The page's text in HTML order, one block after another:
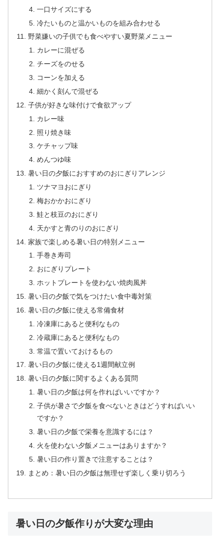
一口サイズにする
冷たいものと温かいものを組み合わせる
野菜嫌いの子供でも食べやすい夏野菜メニュー
カレーに混ぜる
チーズをのせる
コーンを加える
細かく刻んで混ぜる
子供が好きな味付けで食欲アップ
カレー味
照り焼き味
ケチャップ味
めんつゆ味
暑い日の夕飯におすすめのおにぎりアレンジ
ツナマヨおにぎり
梅おかかおにぎり
鮭と枝豆のおにぎり
天かすと青のりのおにぎり
家族で楽しめる暑い日の特別メニュー
手巻き寿司
おにぎりプレート
ホットプレートを使わない焼肉風丼
暑い日の夕飯で気をつけたい食中毒対策
暑い日の夕飯に使える常備食材
冷凍庫にあると便利なもの
冷蔵庫にあると便利なもの
常温で置いておけるもの
暑い日の夕飯に使える1週間献立例
暑い日の夕飯に関するよくある質問
暑い日の夕飯は何を作ればいいですか？
子供が暑さで夕飯を食べないときはどうすればいい
ですか？
暑い日の夕飯で栄養を意識するには？
火を使わない夕飯メニューはありますか？
暑い日の作り置きで注意することは？
まとめ：暑い日の夕飯は無理せず楽しく乗り切ろう
暑い日の夕飯作りが大変な理由